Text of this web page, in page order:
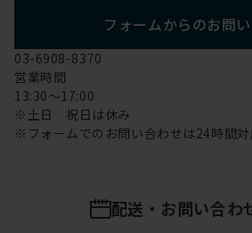
フォームからのお問
03-6908-8370
営業時間
13:30～17:00
※土日 祝日は休み
※フォームでのお問い合わせは24時間対
配送・お問い合わ